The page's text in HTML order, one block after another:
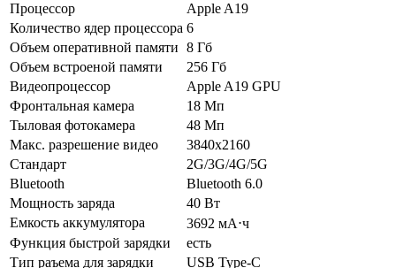
Процессор
Apple A19
Количество ядер процессора 6
Объем оперативной памяти 8 Гб
Объем встроеной памяти
256 Гб
Видеопроцессор
Apple A19 GPU
Фронтальная камера
18 Мп
Тыловая фотокамера
48 Мп
Макс. разрешение видео
3840x2160
Стандарт
2G/3G/4G/5G
Bluetooth
Bluetooth 6.0
Мощность заряда
40 Вт
Емкость аккумулятора
3692 мА⋅ч
Функция быстрой зарядки
есть
Тип раъема для зарядки
USB Type-C